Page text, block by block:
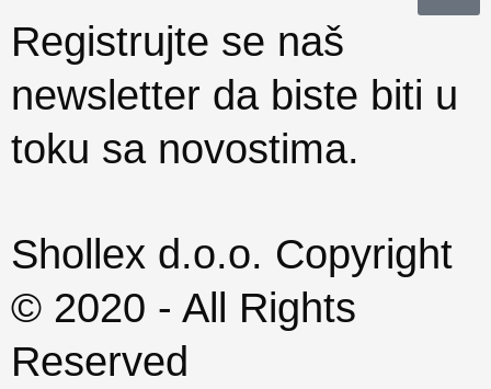
Registrujte se naš
newsletter da biste biti u
toku sa novostima.
Shollex d.o.o. Copyright
© 2020 - All Rights
Reserved